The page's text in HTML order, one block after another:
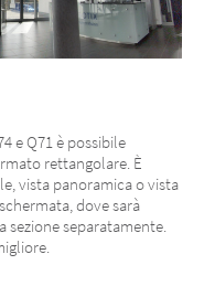
e Q71 è possibile
rettangolare. È
vista panoramica o vista
dove sarà
sezione separatamente.